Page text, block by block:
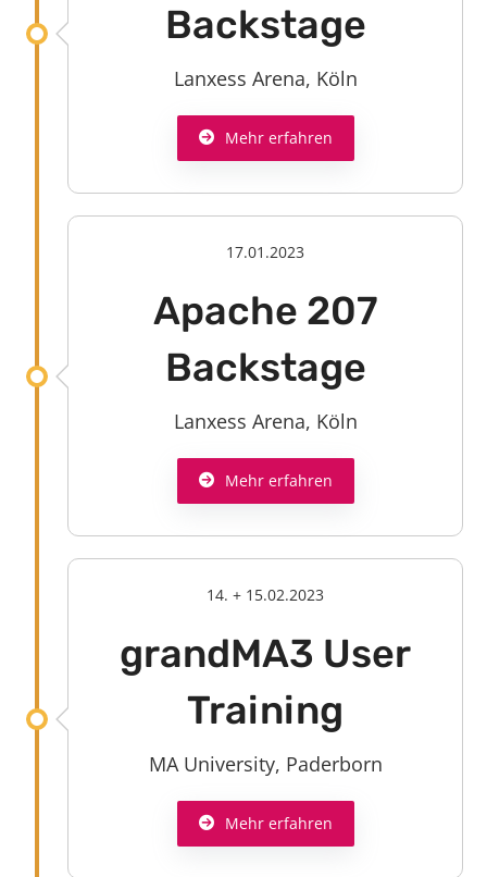
Backstage
Lanxess Arena, Köln
Mehr erfahren
17.01.2023
Apache 207
Backstage
Lanxess Arena, Köln
Mehr erfahren
14. + 15.02.2023
grandMA3 User
Training
MA University, Paderborn
Mehr erfahren